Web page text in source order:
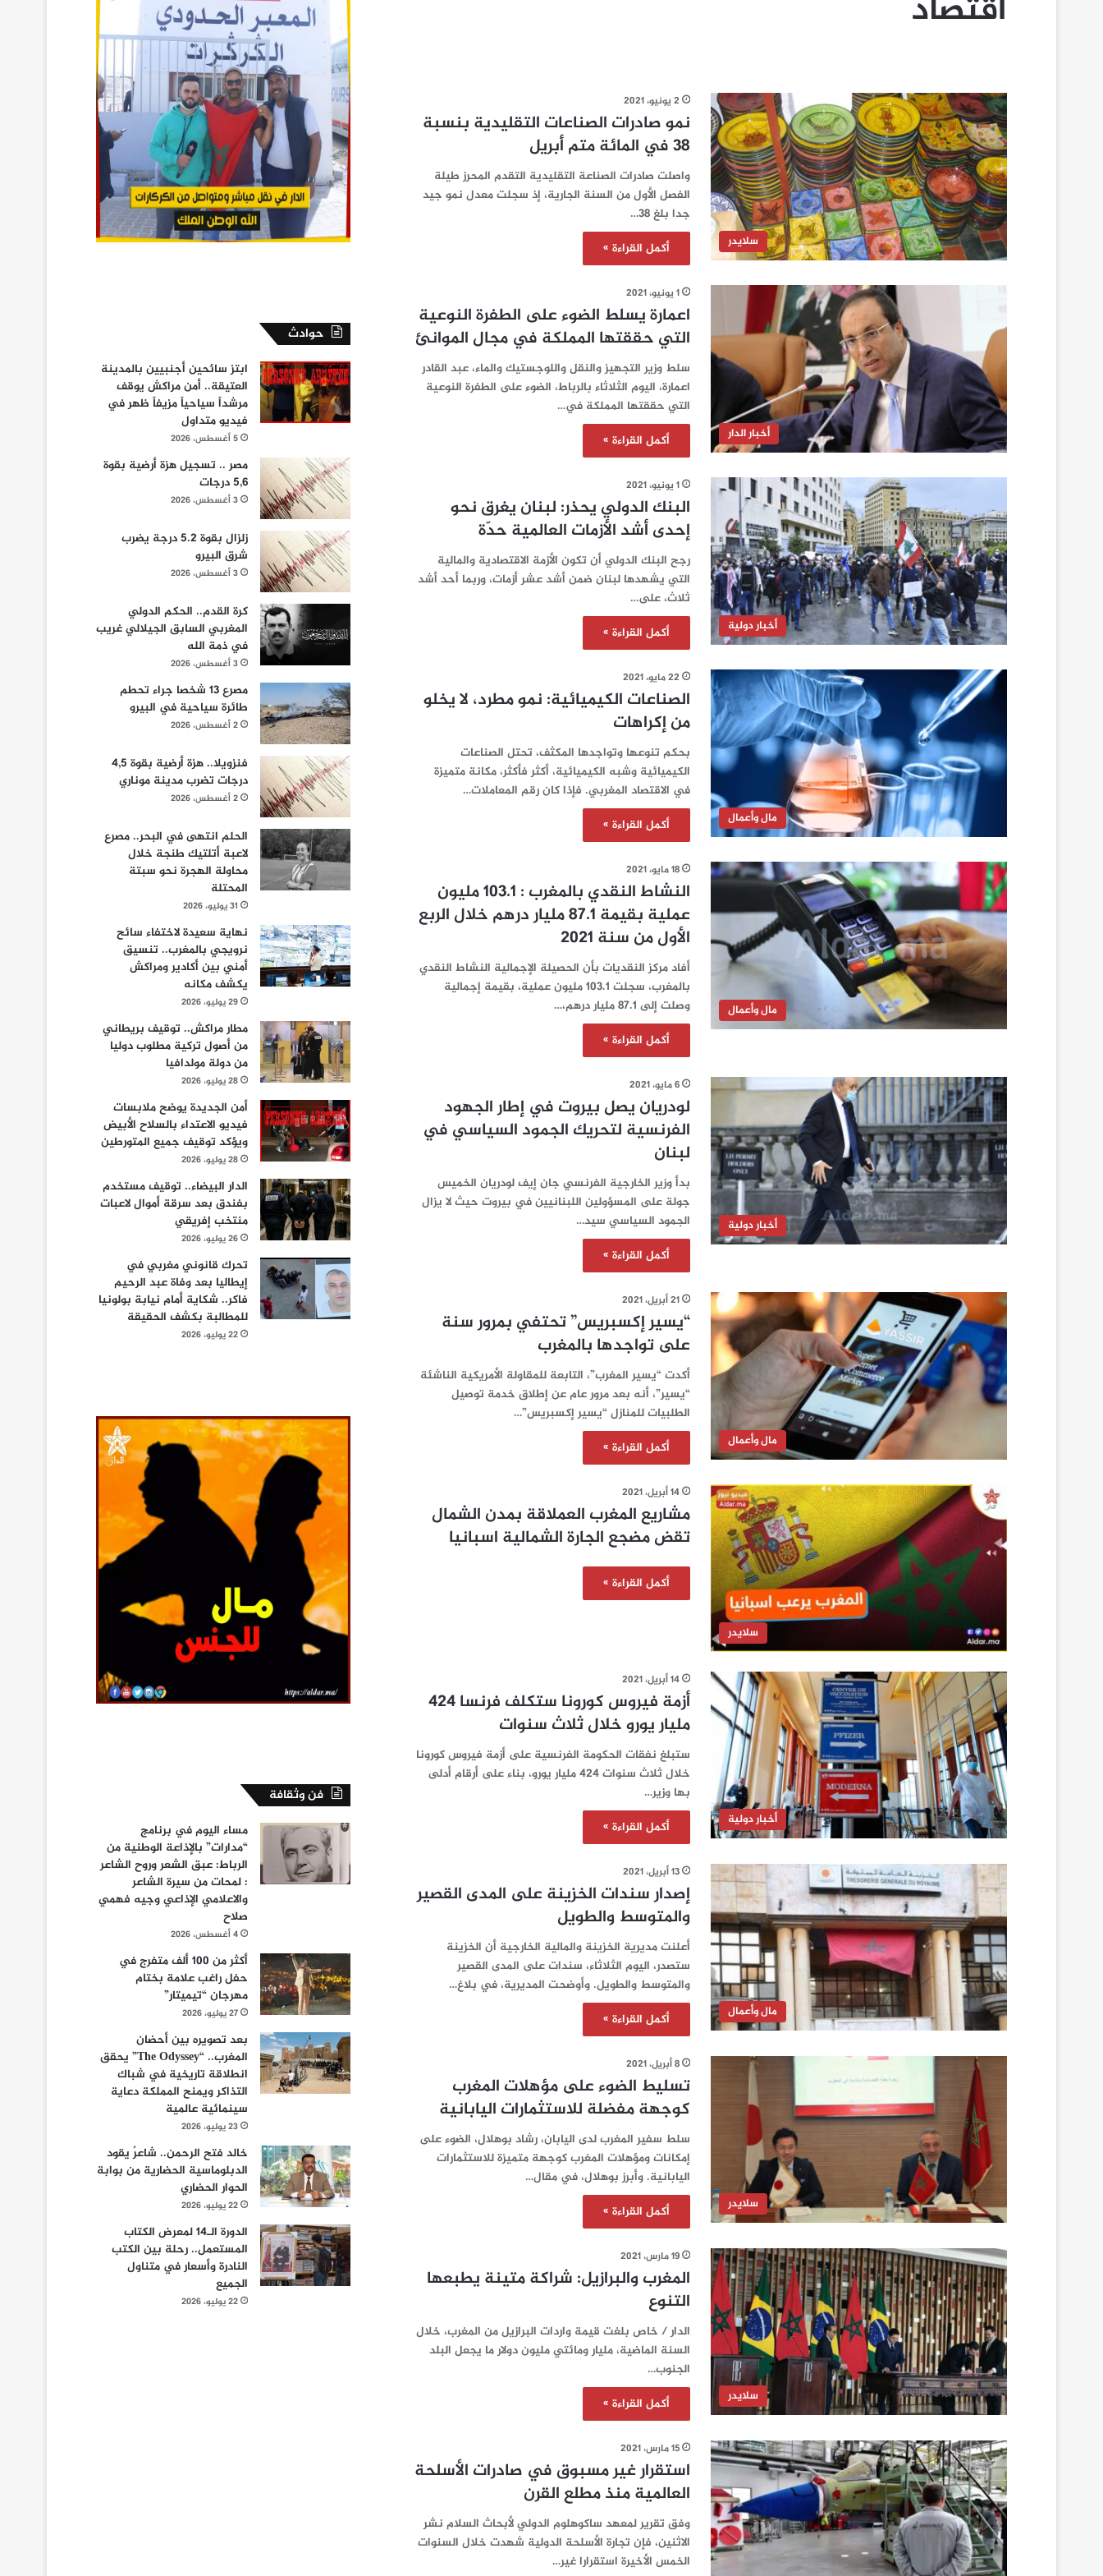
اقتصاد
سلايدر
2 يونيو، 2021
نمو صادرات الصناعات التقليدية بنسبة
38 في المائة متم أبريل
واصلت صادرات الصناعة التقليدية التقدم المحرز طيلة
الفصل الأول من السنة الجارية، إذ سجلت معدل نمو جيد
جدا بلغ 38…
أكمل القراءة »
أخبار الدار
1 يونيو، 2021
اعمارة يسلط الضوء على الطفرة النوعية
التي حققتها المملكة في مجال الموانئ
سلط وزير التجهيز والنقل واللوجستيك والماء، عبد القادر
اعمارة، اليوم الثلاثاء بالرباط، الضوء على الطفرة النوعية
التي حققتها المملكة في…
أكمل القراءة »
أخبار دولية
1 يونيو، 2021
البنك الدولي يحذر: لبنان يغرق نحو
إحدى أشد الأزمات العالمية حدّة
رجح البنك الدولي أن تكون الأزمة الاقتصادية والمالية
التي يشهدها لبنان ضمن أشد عشر أزمات، وربما أحد أشد
ثلاث، على…
أكمل القراءة »
مال وأعمال
22 مايو، 2021
الصناعات الكيميائية: نمو مطرد، لا يخلو
من إكراهات
بحكم تنوعها وتواجدها المكثف، تحتل الصناعات
الكيميائية وشبه الكيميائية، أكثر فأكثر، مكانة متميزة
في الاقتصاد المغربي. فإذا كان رقم المعاملات…
أكمل القراءة »
مال وأعمال
18 مايو، 2021
النشاط النقدي بالمغرب : 103.1 مليون
عملية بقيمة 87.1 مليار درهم خلال الربع
الأول من سنة 2021
أفاد مركز النقديات بأن الحصيلة الإجمالية النشاط النقدي
بالمغرب، سجلت 103.1 مليون عملية، بقيمة إجمالية
وصلت إلى 87.1 مليار درهم،…
أكمل القراءة »
أخبار دولية
6 مايو، 2021
لودريان يصل بيروت في إطار الجهود
الفرنسية لتحريك الجمود السياسي في
لبنان
بدأ وزير الخارجية الفرنسي جان إيف لودريان الخميس
جولة على المسؤولين اللبنانيين في بيروت حيث لا يزال
الجمود السياسي سيد…
أكمل القراءة »
مال وأعمال
21 أبريل، 2021
“يسير إكسبريس” تحتفي بمرور سنة
على تواجدها بالمغرب
أكدت “يسير المغرب”، التابعة للمقاولة الأمريكية الناشئة
“يسير”، أنه بعد مرور عام عن إطلاق خدمة توصيل
الطلبيات للمنازل “يسير إكسبريس”…
أكمل القراءة »
سلايدر
14 أبريل، 2021
مشاريع المغرب العملاقة بمدن الشمال
تقض مضجع الجارة الشمالية اسبانيا
أكمل القراءة »
أخبار دولية
14 أبريل، 2021
أزمة فيروس كورونا ستكلف فرنسا 424
مليار يورو خلال ثلاث سنوات
ستبلغ نفقات الحكومة الفرنسية على أزمة فيروس كورونا
خلال ثلاث سنوات 424 مليار يورو، بناء على أرقام أدلى
بها وزير…
أكمل القراءة »
مال وأعمال
13 أبريل، 2021
إصدار سندات الخزينة على المدى القصير
والمتوسط والطويل
أعلنت مديرية الخزينة والمالية الخارجية أن الخزينة
ستصدر، اليوم الثلاثاء، سندات على المدى القصير
والمتوسط والطويل. وأوضحت المديرية، في بلاغ…
أكمل القراءة »
سلايدر
8 أبريل، 2021
تسليط الضوء على مؤهلات المغرب
كوجهة مفضلة للاستثمارات اليابانية
سلط سفير المغرب لدى اليابان، رشاد بوهلال، الضوء على
إمكانات ومؤهلات المغرب كوجهة متميزة للاستثمارات
اليابانية. وأبرز بوهلال، في مقال…
أكمل القراءة »
سلايدر
19 مارس، 2021
المغرب والبرازيل: شراكة متينة يطبعها
التنوع
الدار / خاص بلغت قيمة واردات البرازيل من المغرب، خلال
السنة الماضية، مليار ومائتي مليون دولار ما يجعل البلد
الجنوب…
أكمل القراءة »
15 مارس، 2021
استقرار غير مسبوق في صادرات الأسلحة
العالمية منذ مطلع القرن
وفق تقرير لمعهد ساكوهلوم الدولي لأبحاث السلام نشر
الاثنين، فإن تجارة الأسلحة الدولية شهدت خلال السنوات
الخمس الأخيرة استقرارا غير…
حوادث
ابتز سائحين أجنبيين بالمدينة
العتيقة.. أمن مراكش يوقف
مرشداً سياحياً مزيفاً ظهر في
فيديو متداول
5 أغسطس، 2026
مصر .. تسجيل هزة أرضية بقوة
5,6 درجات
3 أغسطس، 2026
زلزال بقوة 5.2 درجة يضرب
شرق البيرو
3 أغسطس، 2026
كرة القدم.. الحكم الدولي
المغربي السابق الجيلالي غريب
في ذمة الله
3 أغسطس، 2026
مصرع 13 شخصا جراء تحطم
طائرة سياحية في البيرو
2 أغسطس، 2026
فنزويلا.. هزة أرضية بقوة 4,5
درجات تضرب مدينة موناري
2 أغسطس، 2026
الحلم انتهى في البحر.. مصرع
لاعبة أتلتيك طنجة خلال
محاولة الهجرة نحو سبتة
المحتلة
31 يوليو، 2026
نهاية سعيدة لاختفاء سائح
نرويجي بالمغرب.. تنسيق
أمني بين أكادير ومراكش
يكشف مكانه
29 يوليو، 2026
مطار مراكش.. توقيف بريطاني
من أصول تركية مطلوب دوليا
من دولة مولدافيا
28 يوليو، 2026
أمن الجديدة يوضح ملابسات
فيديو الاعتداء بالسلاح الأبيض
ويؤكد توقيف جميع المتورطين
28 يوليو، 2026
الدار البيضاء.. توقيف مستخدم
بفندق بعد سرقة أموال لاعبات
منتخب إفريقي
26 يوليو، 2026
تحرك قانوني مغربي في
إيطاليا بعد وفاة عبد الرحيم
فاكر.. شكاية أمام نيابة بولونيا
للمطالبة بكشف الحقيقة
22 يوليو، 2026
فن وثقافة
مساء اليوم في برنامج
“مدارات” بالإذاعة الوطنية من
الرباط: عبق الشعر وروح الشاعر
: لمحات من سيرة الشاعر
والاعلامي الإذاعي وجيه فهمي
صلاح
4 أغسطس، 2026
أكثر من 100 ألف متفرج في
حفل راغب علامة بختام
مهرجان “تيميتار”
27 يوليو، 2026
بعد تصويره بين أحضان
المغرب.. “The Odyssey” يحقق
انطلاقة تاريخية في شباك
التذاكر ويمنح المملكة دعاية
سينمائية عالمية
23 يوليو، 2026
خالد فتح الرحمن.. شاعرٌ يقود
الدبلوماسية الحضارية من بوابة
الحوار الحضاري
22 يوليو، 2026
الدورة الـ14 لمعرض الكتاب
المستعمل.. رحلة بين الكتب
النادرة وأسعار في متناول
الجميع
22 يوليو، 2026